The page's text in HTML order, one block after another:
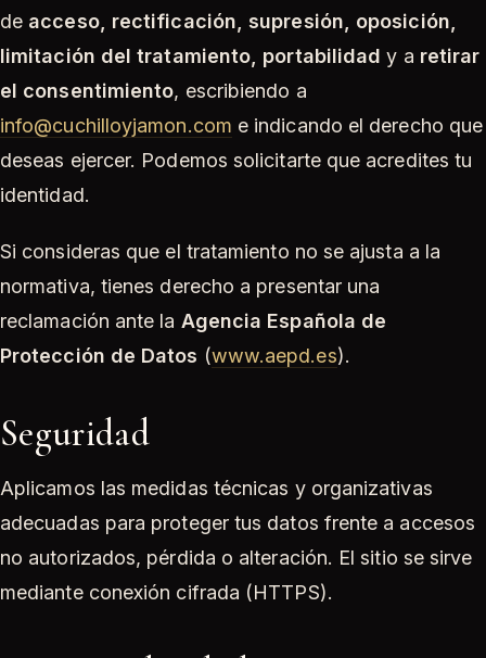
de acceso, rectificación, supresión, oposición,
limitación del tratamiento, portabilidad y a retirar
el consentimiento, escribiendo a
info@cuchilloyjamon.com e indicando el derecho que
deseas ejercer. Podemos solicitarte que acredites tu
identidad.
Si consideras que el tratamiento no se ajusta a la
normativa, tienes derecho a presentar una
reclamación ante la Agencia Española de
Protección de Datos (www.aepd.es).
Seguridad
Aplicamos las medidas técnicas y organizativas
adecuadas para proteger tus datos frente a accesos
no autorizados, pérdida o alteración. El sitio se sirve
mediante conexión cifrada (HTTPS).